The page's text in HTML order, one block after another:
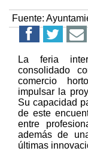
Fuente:
La feria
consolidado
comercio
impulsar la
Su capacidad
de este
entre
además de
últimas